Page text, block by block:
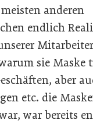
anderen
endlich
sie Maske
aber
etc. die
war bereits